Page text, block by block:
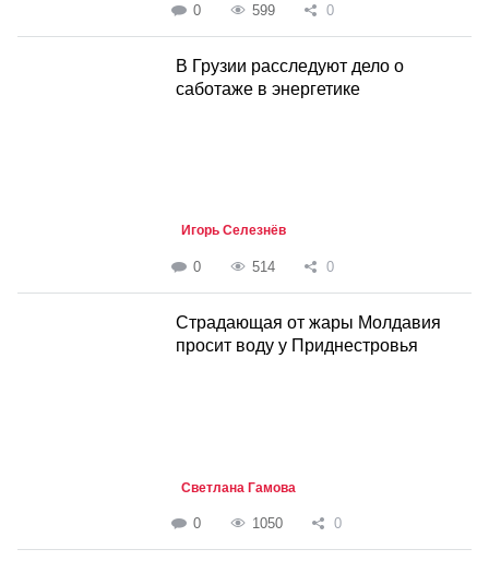
0 599 0
В Грузии расследуют дело о
саботаже в энергетике
Игорь Селезнёв
0 514 0
Страдающая от жары Молдавия
просит воду у Приднестровья
Светлана Гамова
0 1050 0